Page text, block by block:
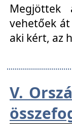
Megjöttek
vehetőek
aki kért, az
V.